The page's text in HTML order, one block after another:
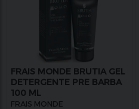
FRAIS MONDE BRUTIA GEL
DETERGENTE PRE BARBA
100 ML
FRAIS MONDE